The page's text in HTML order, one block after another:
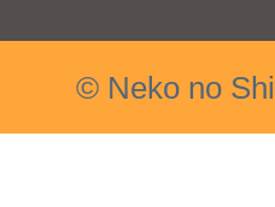
© Neko no